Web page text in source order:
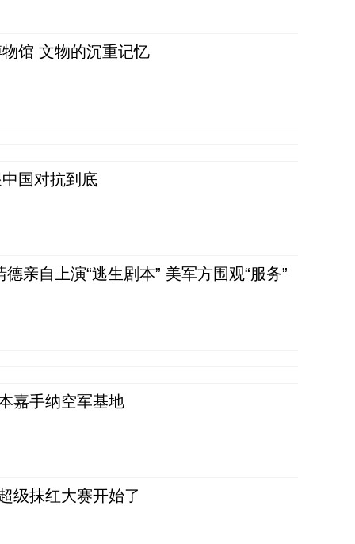
馆 文物的沉重记忆
国对抗到底
亲自上演“逃生剧本” 美军方围观“服务”
嘉手纳空军基地
级抹红大赛开始了